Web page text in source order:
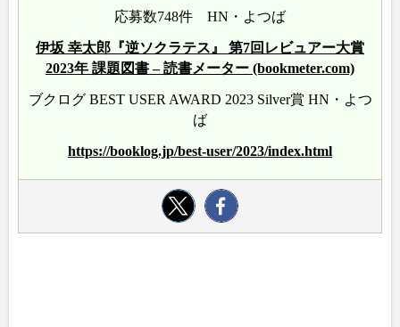
応募数748件 HN・よつば
伊坂 幸太郎『逆ソクラテス』 第7回レビュアー大賞
2023年 課題図書 – 読書メーター (bookmeter.com)
ブクログ BEST USER AWARD 2023 Silver賞 HN・よつ
ば
https://booklog.jp/best-user/2023/index.html